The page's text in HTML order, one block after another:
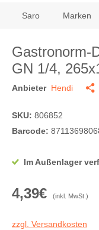
Saro Marken
Gastronorm-
GN 1/4,
Anbieter Hendi
SKU: 806852
Barcode:
Im Außenlager
4,39€ (inkl. MwSt.)
zzgl. Versandkosten